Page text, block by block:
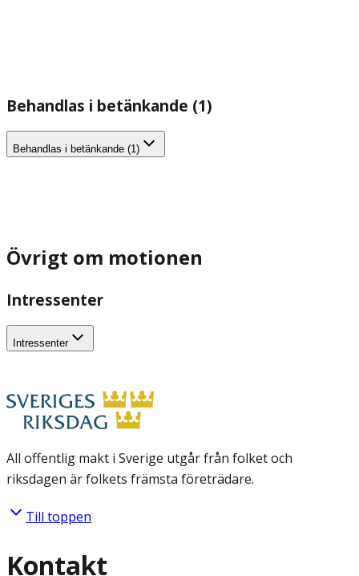
Behandlas i betänkande (1)
Behandlas i betänkande (1)
Övrigt om motionen
Intressenter
Intressenter
All offentlig makt i Sverige utgår från folket och
riksdagen är folkets främsta företrädare.
Till toppen
Kontakt